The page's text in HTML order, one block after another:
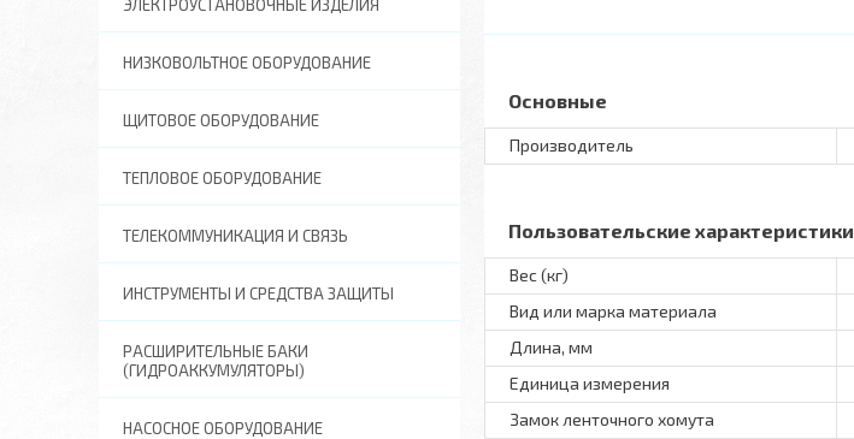
Основные
Производитель
Пользовательские характеристики
Вес (кг)
Вид или марка материала
Длина, мм
Единица измерения
Замок ленточного хомута
ЭЛЕКТРОУСТАНОВОЧНЫЕ ИЗДЕЛИЯ
НИЗКОВОЛЬТНОЕ ОБОРУДОВАНИЕ
ЩИТОВОЕ ОБОРУДОВАНИЕ
ТЕПЛОВОЕ ОБОРУДОВАНИЕ
ТЕЛЕКОММУНИКАЦИЯ И СВЯЗЬ
ИНСТРУМЕНТЫ И СРЕДСТВА ЗАЩИТЫ
РАСШИРИТЕЛЬНЫЕ БАКИ
(ГИДРОАККУМУЛЯТОРЫ)
НАСОСНОЕ ОБОРУДОВАНИЕ